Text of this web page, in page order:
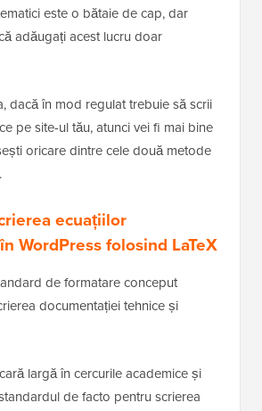
este o bătaie de cap, dar
adăugați acest lucru doar
dacă în mod regulat trebuie să scrii
pe site-ul tău, atunci vei fi mai bine
oricare dintre cele două metode
ecuațiilor
WordPress folosind LaTeX
de formatare conceput
documentației tehnice și
largă în cercurile academice și
de facto pentru scrierea